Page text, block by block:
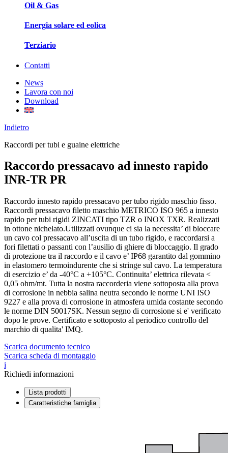
Oil & Gas
Energia solare ed eolica
Terziario
Contatti
News
Lavora con noi
Download
Indietro
Raccordi per tubi e guaine elettriche
Raccordo pressacavo ad innesto rapido
INR-TR PR
Raccordo innesto rapido pressacavo per tubo rigido maschio fisso.
Raccordi pressacavo filetto maschio METRICO ISO 965 a innesto
rapido per tubi rigidi ZINCATI tipo TZR o INOX TXR. Realizzati
in ottone nichelato.Utilizzati ovunque ci sia la necessita’ di bloccare
un cavo col pressacavo all’uscita di un tubo rigido, e raccordarsi a
fori filettati o passanti con l’ausilio di ghiere di bloccaggio. Il grado
di protezione tra il raccordo e il cavo e’ IP68 garantito dal gommino
in elastomero termoindurente che si stringe sul cavo. La temperatura
di esercizio e’ da -40°C a +105°C. Continuita’ elettrica rilevata <
0,05 ohm/mt. Tutta la nostra raccorderia viene sottoposta alla prova
di corrosione in nebbia salina neutra secondo le norme UNI ISO
9227 e alla prova di corrosione in atmosfera umida costante secondo
le norme DIN 50017SK. Nessun segno di corrosione si e' verificato
dopo le prove. Certificato e sottoposto al periodico controllo del
marchio di qualita' IMQ.
Scarica documento tecnico
Scarica scheda di montaggio
i
Richiedi informazioni
Lista prodotti
Caratteristiche famiglia